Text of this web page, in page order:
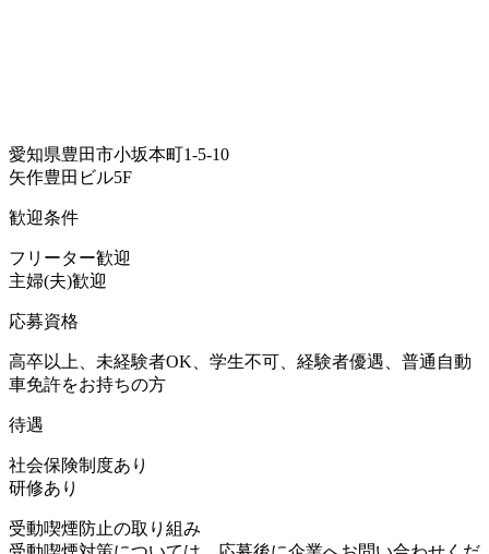
愛知県豊田市小坂本町1-5-10
矢作豊田ビル5F
歓迎条件
フリーター歓迎
主婦(夫)歓迎
応募資格
高卒以上、未経験者OK、学生不可、経験者優遇、普通自動
車免許をお持ちの方
待遇
社会保険制度あり
研修あり
受動喫煙防止の取り組み